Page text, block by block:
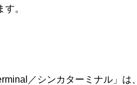
す。
／シンカターミナル」は、